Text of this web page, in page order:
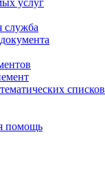
услуг
служба
списков
помощь